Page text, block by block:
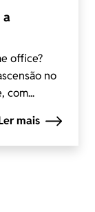
a
office?
no
com...
mais